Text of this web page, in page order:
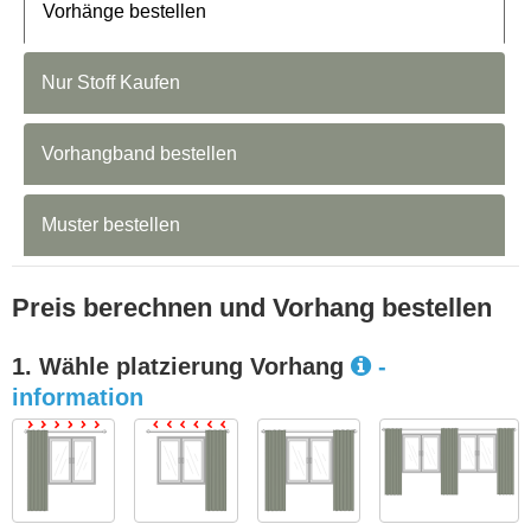
Vorhänge bestellen
Nur Stoff Kaufen
Vorhangband bestellen
Muster bestellen
Preis berechnen und Vorhang bestellen
1. Wähle platzierung Vorhang
-
information